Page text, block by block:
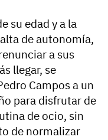
su edad y a la
de autonomía,
a sus
llegar, se
Campos a un
para disfrutar de
de ocio, sin
de normalizar